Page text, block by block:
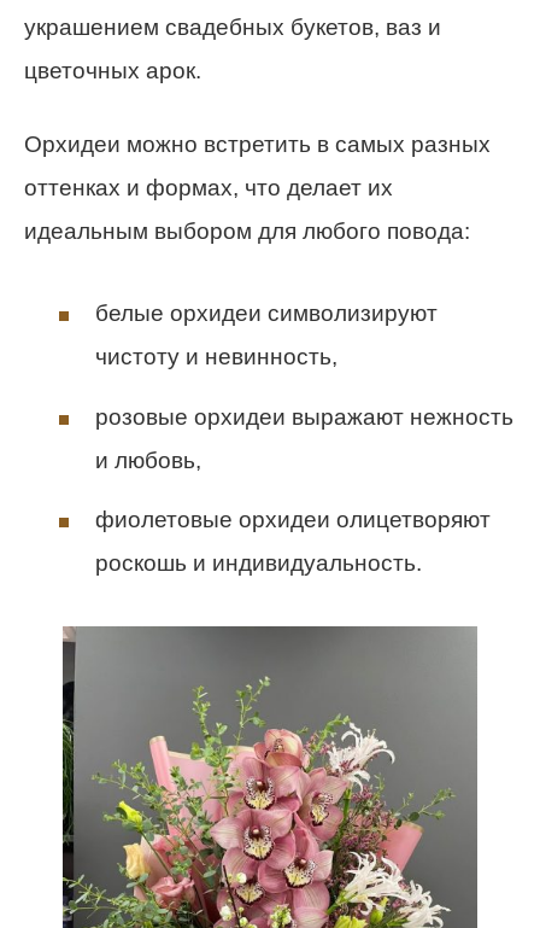
украшением свадебных букетов, ваз и
цветочных арок.
Орхидеи можно встретить в самых разных
оттенках и формах, что делает их
идеальным выбором для любого повода:
белые орхидеи символизируют
чистоту и невинность,
розовые орхидеи выражают нежность
и любовь,
фиолетовые орхидеи олицетворяют
роскошь и индивидуальность.